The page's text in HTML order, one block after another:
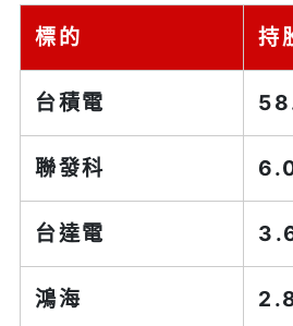
標的
持
台積電
聯發科
台達電
鴻海